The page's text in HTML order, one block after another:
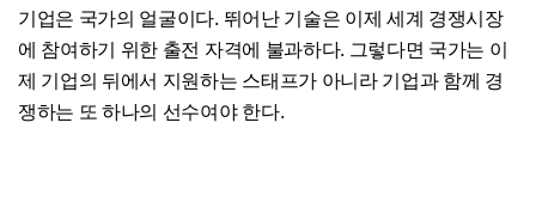
기업은 국가의 얼굴이다. 뛰어난 기술은 이제 세계 경쟁시장
에 참여하기 위한 출전 자격에 불과하다. 그렇다면 국가는 이
제 기업의 뒤에서 지원하는 스태프가 아니라 기업과 함께 경
쟁하는 또 하나의 선수여야 한다.